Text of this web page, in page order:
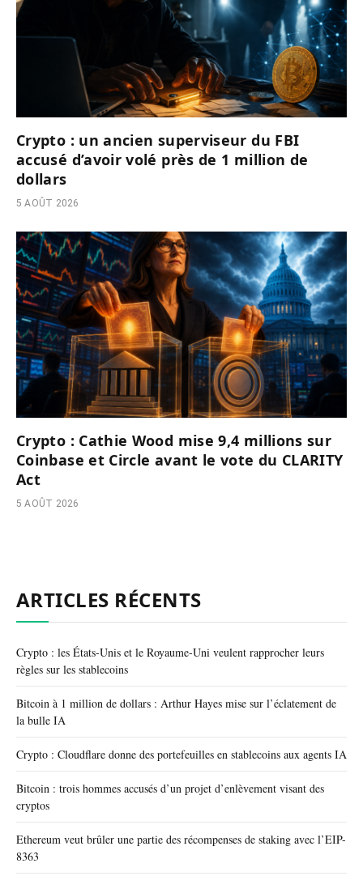
Crypto : un ancien superviseur du FBI
accusé d’avoir volé près de 1 million de
dollars
5 AOÛT 2026
Crypto : Cathie Wood mise 9,4 millions sur
Coinbase et Circle avant le vote du CLARITY
Act
5 AOÛT 2026
ARTICLES RÉCENTS
Crypto : les États-Unis et le Royaume-Uni veulent rapprocher leurs
règles sur les stablecoins
Bitcoin à 1 million de dollars : Arthur Hayes mise sur l’éclatement de
la bulle IA
Crypto : Cloudflare donne des portefeuilles en stablecoins aux agents IA
Bitcoin : trois hommes accusés d’un projet d’enlèvement visant des
cryptos
Ethereum veut brûler une partie des récompenses de staking avec l’EIP-
8363